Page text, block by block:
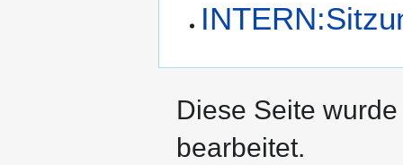
Diese Seite
bearbeitet.